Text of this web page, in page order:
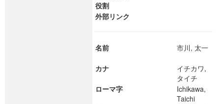
役割
外部リンク
名前 市川, 太一
カナ
イチカワ,
タイチ
ローマ字
Ichikawa,
Taichi